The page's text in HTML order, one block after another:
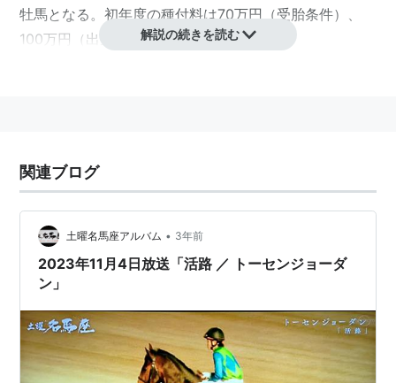
牡馬となる。初年度の種付料は70万円（受胎条件）、
100万円（出生条件）。
毛色 ： 鹿毛
： エヴリウィスパー
母の父
生産者 ： ノーザンファーム（安平町）
馬主 島川隆哉
解説の続きを読む
関連ブログ
土曜名馬座アルバム • 3年前
2023年11月4日放送「活路 ／ トーセンジョーダ
ン」